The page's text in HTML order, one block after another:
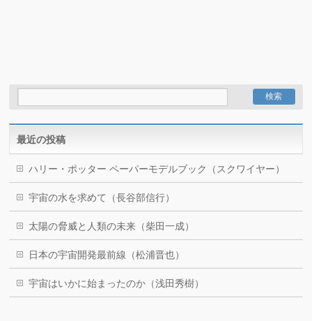
最近の投稿
ハリー・ポッター ペーパーモデルブック（スクワイヤー）
宇宙の水を求めて（長谷部信行）
太陽の脅威と人類の未来（柴田一成）
日本の宇宙開発最前線（松浦晋也）
宇宙はいかに始まったのか（浅田秀樹）